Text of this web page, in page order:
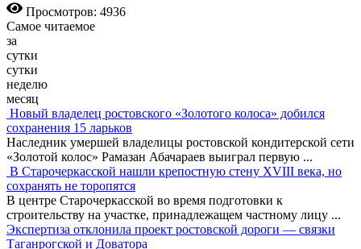
Просмотров: 4936
Самое читаемое
за
сутки
сутки
неделю
месяц
Новый владелец ростовского «Золотого колоса» добился
сохранения 15 ларьков
Наследник умершей владелицы ростовской кондитерской сети
«Золотой колос» Рамазан Абачараев выиграл первую ...
В Старочеркасской нашли крепостную стену XVIII века, но
сохранять не торопятся
В центре Старочеркасской во время подготовки к
строительству на участке, принадлежащем частному лицу ...
Экспертиза отклонила проект ростовской дороги — связки
Таганрогской и Доватора